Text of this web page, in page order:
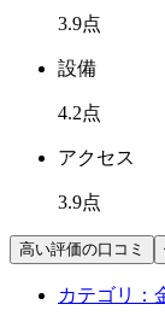
3.9点
設備
4.2点
アクセス
3.9点
高い評価の口コミ
カテゴリ：